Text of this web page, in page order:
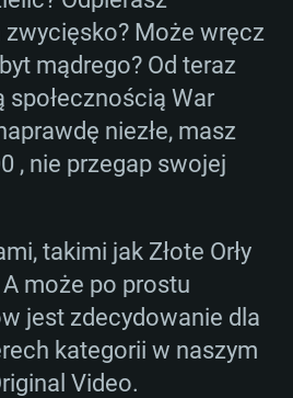
For Linux
(64 bit)
i5 lub Ryzen 5 3600
11.0 lub nowszy
i7 (Xeon nie jest
i7
Może wręcz
mądrego? Od teraz
War
niezłe, masz
, nie przegap swojej
takimi jak Złote Orły
może po prostu
jest zdecydowanie dla
kategorii w naszym
Video.